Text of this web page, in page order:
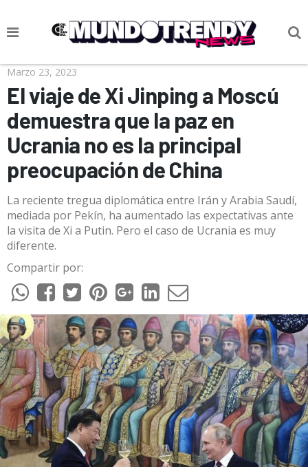
NOTICIAS
CULTURA POP
CIENCIA Y TECNOLOGÍA
VIDA
SOCIEDAD
CULTURIZANDO.COM
Marzo 23, 2023
El viaje de Xi Jinping a Moscú
demuestra que la paz en
Ucrania no es la principal
preocupación de China
La reciente tregua diplomática entre Irán y Arabia Saudí,
mediada por Pekín, ha aumentado las expectativas ante
la visita de Xi a Putin. Pero el caso de Ucrania es muy
diferente.
Compartir por: